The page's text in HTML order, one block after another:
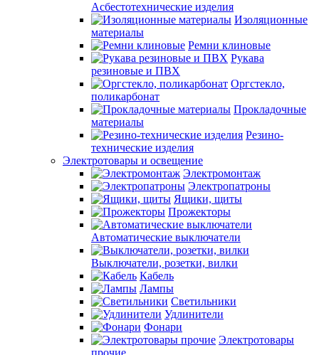
Асбестотехнические изделия
Изоляционные
материалы
Ремни клиновые
Рукава
резиновые и ПВХ
Оргстекло,
поликарбонат
Прокладочные
материалы
Резино-
технические изделия
Электротовары и освещение
Электромонтаж
Электропатроны
Ящики, щиты
Прожекторы
Автоматические выключатели
Выключатели, розетки, вилки
Кабель
Лампы
Светильники
Удлинители
Фонари
Электротовары
прочие